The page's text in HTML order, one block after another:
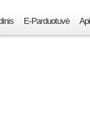
E-Parduotuvė